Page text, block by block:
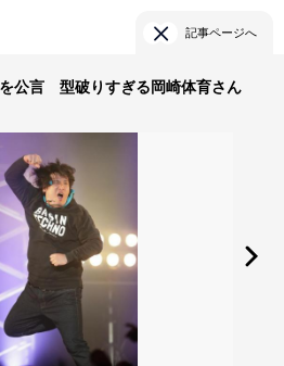
記事ページへ
を公言 型破りすぎる岡崎体育さん